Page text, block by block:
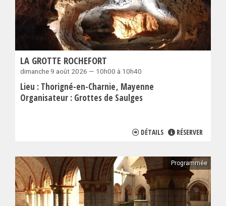
LA GROTTE ROCHEFORT
dimanche 9 août 2026 — 10h00 à 10h40
Lieu : Thorigné-en-Charnie Mayenne
Organisateur : Grottes de Saulges
DÉTAILS RÉSERVER
Programmée